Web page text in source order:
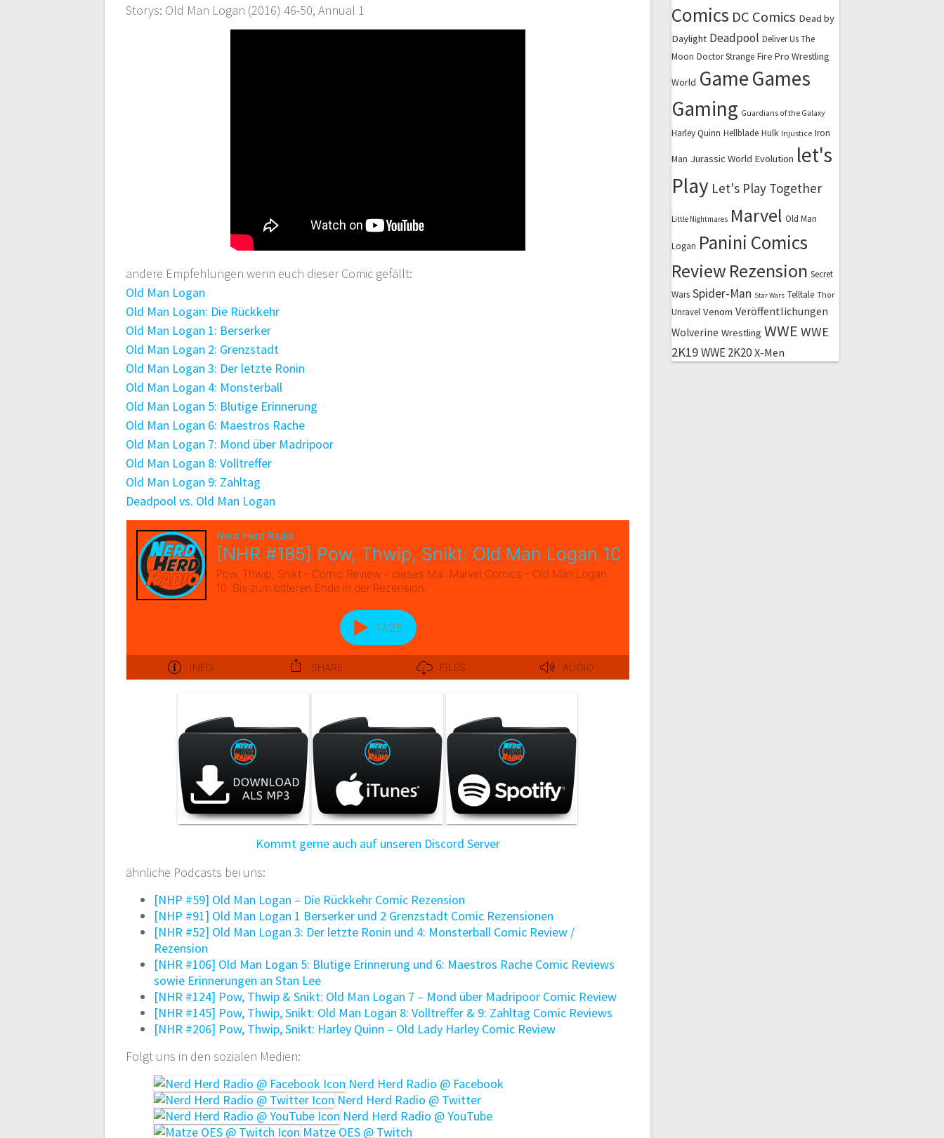
Storys: Old Man Logan (2016) 46-50, Annual 1
andere Empfehlungen wenn euch dieser Comic gefällt:
Old Man Logan
Old Man Logan: Die Rückkehr
Old Man Logan 1: Berserker
Old Man Logan 2: Grenzstadt
Old Man Logan 3: Der letzte Ronin
Old Man Logan 4: Monsterball
Old Man Logan 5: Blutige Erinnerung
Old Man Logan 6: Maestros Rache
Old Man Logan 7: Mond über Madripoor
Old Man Logan 8: Volltreffer
Old Man Logan 9: Zahltag
Deadpool vs. Old Man Logan
Kommt gerne auch auf unseren Discord Server
ähnliche Podcasts bei uns:
[NHP #59] Old Man Logan – Die Rückkehr Comic Rezension
[NHP #91] Old Man Logan 1 Berserker und 2 Grenzstadt Comic Rezensionen
[NHR #52] Old Man Logan 3: Der letzte Ronin und 4: Monsterball Comic Review /
Rezension
[NHR #106] Old Man Logan 5: Blutige Erinnerung und 6: Maestros Rache Comic Reviews
sowie Erinnerungen an Stan Lee
[NHR #124] Pow, Thwip & Snikt: Old Man Logan 7 – Mond über Madripoor Comic Review
[NHR #145] Pow, Thwip, Snikt: Old Man Logan 8: Volltreffer & 9: Zahltag Comic Reviews
[NHR #206] Pow, Thwip, Snikt: Harley Quinn – Old Lady Harley Comic Review
Folgt uns in den sozialen Medien:
Nerd Herd Radio @ Facebook
Nerd Herd Radio @ Twitter
Nerd Herd Radio @ YouTube
Matze OES @ Twitch
Comics DC Comics Dead by
Daylight Deadpool Deliver Us The
Moon Doctor Strange Fire Pro Wrestling
World GameGames
Gaming Guardians of the Galaxy
Harley Quinn Hellblade Hulk Injustice Iron
Man Jurassic World Evolution let's
Play Let's Play Together
Little Nightmares Marvel Old Man
Logan Panini Comics
Review Rezension Secret
Wars Spider-Man Star Wars Telltale Thor
Unravel Venom Veröffentlichungen
Wolverine Wrestling WWE WWE
2K19WWE 2K20 X-Men